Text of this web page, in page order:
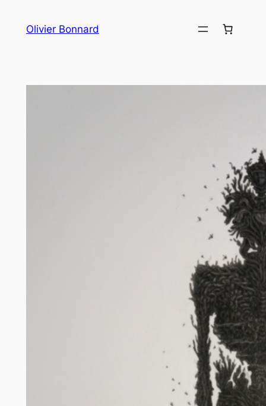
Olivier Bonnard